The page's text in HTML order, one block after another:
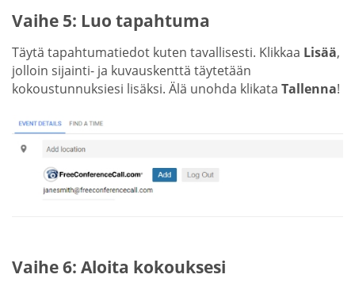
Vaihe 5: Luo tapahtuma
Täytä tapahtumatiedot kuten tavallisesti. Klikkaa Lisää,
jolloin sijainti- ja kuvauskenttä täytetään
kokoustunnuksiesi lisäksi. Älä unohda klikata Tallenna!
Vaihe 6: Aloita kokouksesi